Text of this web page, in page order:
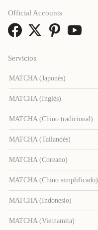
Servicios
MATCHA (Japonés)
MATCHA (Inglés)
MATCHA (Chino tradicional)
MATCHA (Tailandés)
MATCHA (Coreano)
MATCHA (Chino simplificado)
MATCHA (Indonesio)
MATCHA (Vietnamita)
Official Accounts